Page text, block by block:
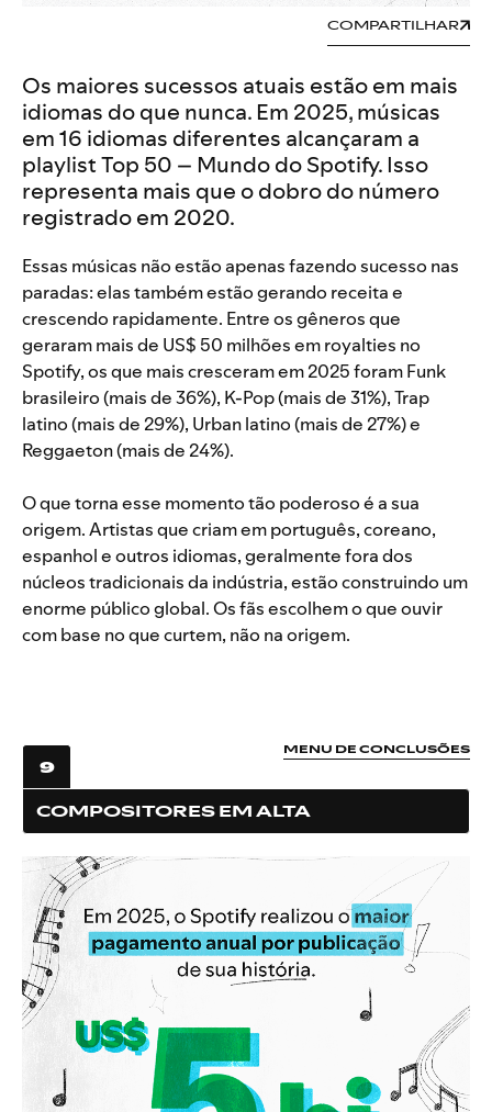
COMPARTILHAR
Os maiores sucessos atuais estão em mais
idiomas do que nunca. Em 2025, músicas
em 16 idiomas diferentes alcançaram a
playlist Top 50 – Mundo do Spotify. Isso
representa mais que o dobro do número
registrado em 2020.
Essas músicas não estão apenas fazendo sucesso nas
paradas: elas também estão gerando receita e
crescendo rapidamente. Entre os gêneros que
geraram mais de US$ 50 milhões em royalties no
Spotify, os que mais cresceram em 2025 foram Funk
brasileiro (mais de 36%), K-Pop (mais de 31%), Trap
latino (mais de 29%), Urban latino (mais de 27%) e
Reggaeton (mais de 24%).
O que torna esse momento tão poderoso é a sua
origem. Artistas que criam em português, coreano,
espanhol e outros idiomas, geralmente fora dos
núcleos tradicionais da indústria, estão construindo um
enorme público global. Os fãs escolhem o que ouvir
com base no que curtem, não na origem.
9
MENU DE CONCLUSÕES
COMPOSITORES EM ALTA